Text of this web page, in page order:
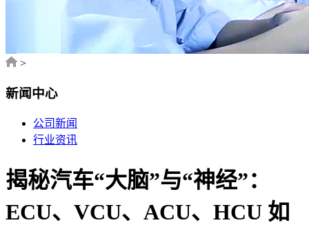
>
新闻中心
公司新闻
行业资讯
揭秘汽车“大脑”与“神经”：
ECU、VCU、ACU、HCU 如